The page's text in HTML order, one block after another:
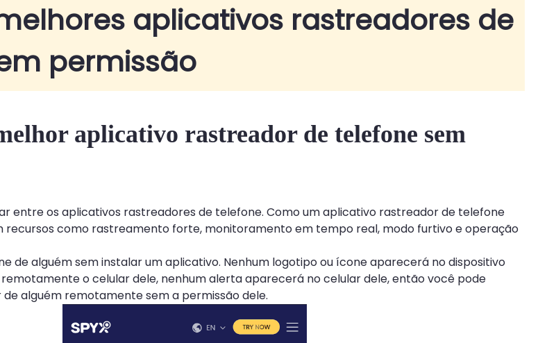
aplicativos rastreadores de
permissão
aplicativo rastreador de telefone sem
entre os aplicativos rastreadores de telefone. Como um aplicativo rastreador de telefone
recursos como rastreamento forte, monitoramento em tempo real, modo furtivo e operação
de alguém sem instalar um aplicativo. Nenhum logotipo ou ícone aparecerá no dispositivo
o celular dele, nenhum alerta aparecerá no celular dele, então você pode
alguém remotamente sem a permissão dele.